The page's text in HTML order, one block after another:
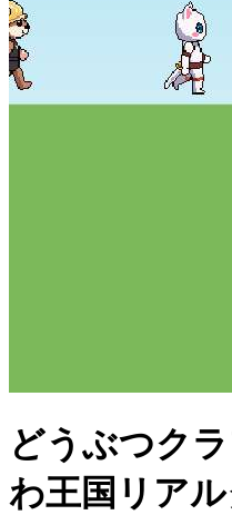
どうぶつク
わ王国リア